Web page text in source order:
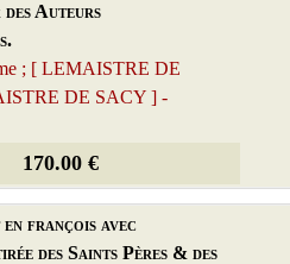
Auteurs
; [ LEMAISTRE DE
DE SACY ] -
170.00 €
françois avec
des Saints Pères & des